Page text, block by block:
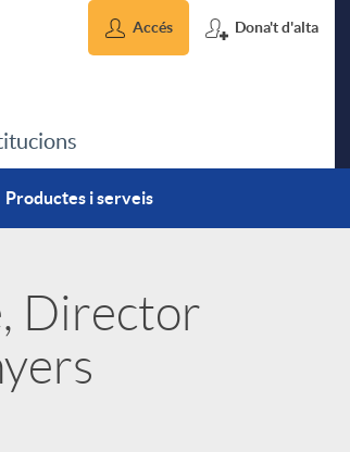
Accés Dona't d'alta
Productes i serveis
Director